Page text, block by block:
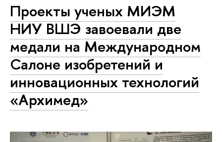
Проекты ученых МИЭМ
НИУ ВШЭ завоевали две
медали на Международном
Салоне изобретений и
инновационных технологий
«Архимед»